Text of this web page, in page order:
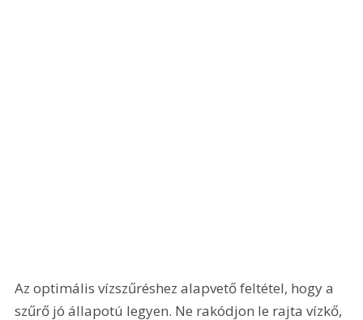
Az optimális vízszűréshez alapvető feltétel, hogy a
szűrő jó állapotú legyen. Ne rakódjon le rajta vízkő,